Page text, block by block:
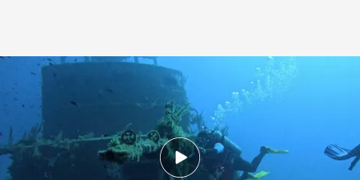
Buceo en Malta VIAJEROS CUATRO
Sandra Donda Merino
18 JUL 2024 - 01:15h.
Nos sumergimos en las aguas más cristalinas